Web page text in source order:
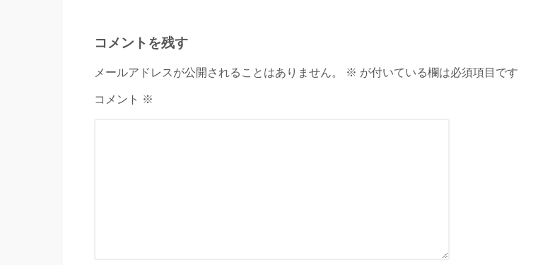
コメントを残す
メールアドレスが公開されることはありません。 ※ が付いている欄は必須項目です
コメント ※